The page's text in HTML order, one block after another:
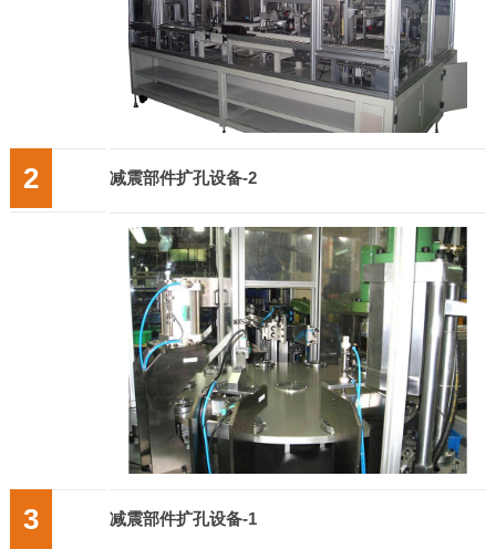
2 减震部件扩孔设备-2
3 减震部件扩孔设备-1